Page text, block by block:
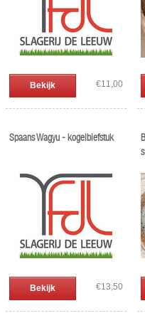
Bekijk €11,00
Spaans Wagyu - kogelbiefstuk
Bekijk €13,50